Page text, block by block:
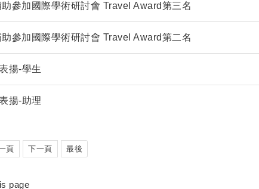
參加國際學術研討會 Travel Award第三名
參加國際學術研討會 Travel Award第二名
揚-學生
揚-助理
頁 下一頁 最後
page